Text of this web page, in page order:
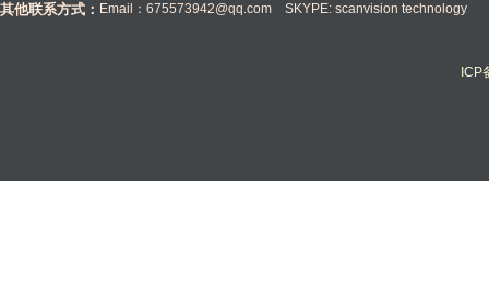
其他联系方式： Email：675573942@qq.com SKYPE: scanvision technology
ICP